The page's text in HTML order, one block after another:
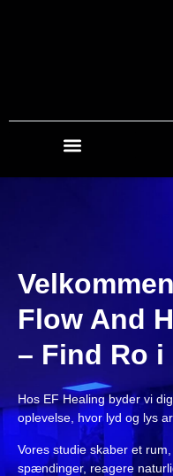
Flow And
– Find Ro
Hos EF Healing byder vi
oplevelse, hvor lyd og lys
Vores studie skaber et
spændinger, reagere